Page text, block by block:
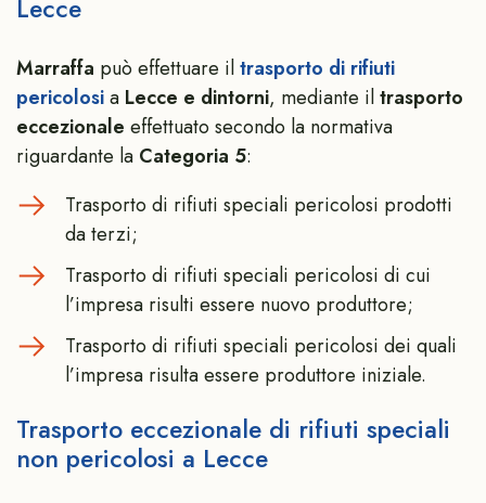
Lecce
Marraffa può effettuare iltrasporto di rifiuti
pericolosia Lecce e dintorni, mediante iltrasporto
eccezionale effettuato secondo la normativa
riguardante la Categoria 5:
Trasporto di rifiuti speciali pericolosi prodotti
da terzi;
Trasporto di rifiuti speciali pericolosi di cui
l’impresa risulti essere nuovo produttore;
Trasporto di rifiuti speciali pericolosi dei quali
l’impresa risulta essere produttore iniziale.
Trasporto eccezionale di rifiuti speciali
non pericolosi a Lecce